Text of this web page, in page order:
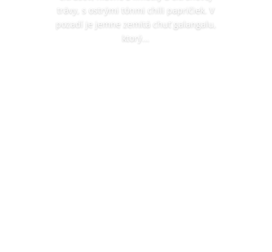
trávy, s ostrými tónmi chili papričiek. V
pozadí je jemne zemitá chuť galangalu,
ktorý...